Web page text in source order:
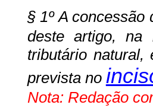
§ 1º A
deste artigo, na
tributário natural,
prevista no
Nota: Redação